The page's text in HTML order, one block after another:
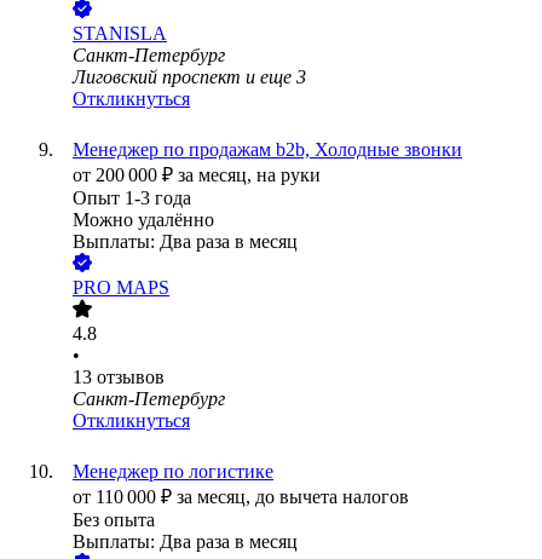
STANISLA
Санкт-Петербург
Лиговский проспект и еще 3
Откликнуться
Менеджер по продажам b2b, Холодные звонки
от 200 000 ₽ за месяц, на руки
Опыт 1-3 года
Можно удалённо
Выплаты: Два раза в месяц
PRO MAPS
4.8
•
13 отзывов
Санкт-Петербург
Откликнуться
Менеджер по логистике
от 110 000 ₽ за месяц, до вычета налогов
Без опыта
Выплаты: Два раза в месяц